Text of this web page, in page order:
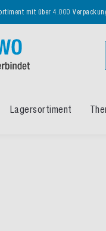
mit über 4.000
Lagersortiment